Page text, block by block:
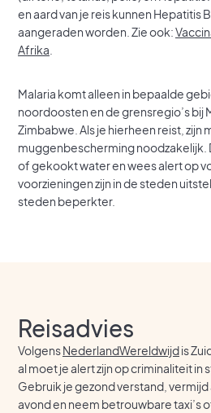
en aard van je reis kunnen Hepatitis
aangeraden worden. Zie ook:
Afrika
Malaria komt alleen in bepaalde
noordoosten en de grensregio’s bij
Zimbabwe. Als je hierheen reist, zijn
muggenbescherming noodzakelijk.
of gekookt water en wees alert op
voorzieningen zijn in de steden
steden beperkter.
Reisadvies
VolgensNederlandWereldwijdis
al moet je alert zijn op criminaliteit in
Gebruik je gezond verstand,
avond en neem betrouwbare taxi’s